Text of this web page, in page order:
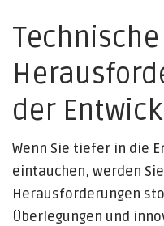
Technische
der
Wenn Sie tiefer in die
eintauchen, werden
Herausforderungen
Überlegungen und